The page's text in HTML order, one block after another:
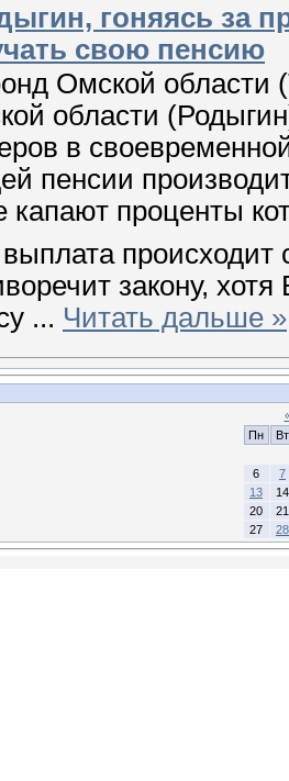
гоняясь за
свою пенсию
Омской области
области
в
пенсии
капают проценты
происходит
закону,
... Читать дальше »
Пн
Вт
6
7
13
14
20
21
27
28